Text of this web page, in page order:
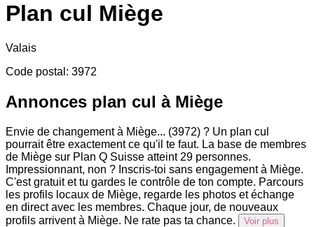
Plan cul Miège
Valais
Code postal : 3972
Annonces plan cul à Miège
Envie de changement à Miège... (3972) ? Un plan cul
pourrait être exactement ce qu'il te faut. La base de membres
de Miège sur Plan Q Suisse atteint 29 personnes.
Impressionnant, non ? Inscris-toi sans engagement à Miège.
C'est gratuit et tu gardes le contrôle de ton compte. Parcours
les profils locaux de Miège, regarde les photos et échange
en direct avec les membres. Chaque jour, de nouveaux
profils arrivent à Miège. Ne rate pas ta chance.
Voir plus